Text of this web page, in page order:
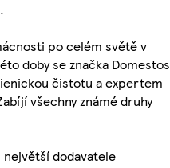
po celém světě v
doby se značka Domestos
čistotu a expertem
všechny známé druhy
dodavatele